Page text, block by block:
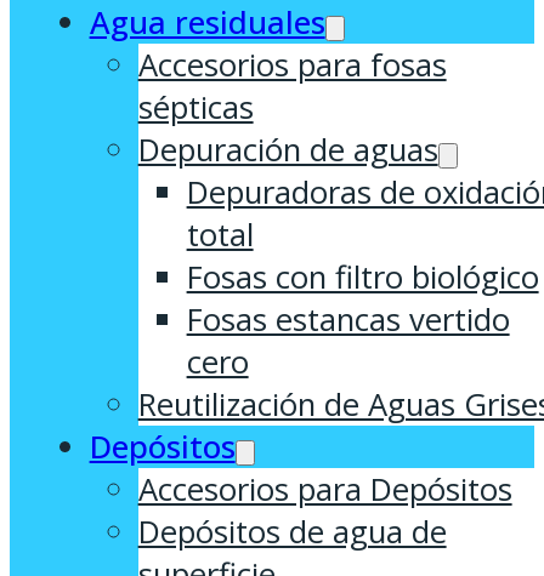
Agua residuales
Accesorios para fosas
sépticas
Depuración de aguas
Depuradoras de
total
Fosas con filtro biológico
Fosas estancas vertido
cero
Reutilización de Aguas
Depósitos
Accesorios para Depósitos
Depósitos de agua de